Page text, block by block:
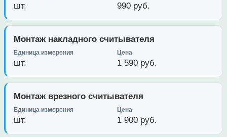
шт. 990 руб.
Монтаж накладного считывателя
шт. 1 590 руб.
Монтаж врезного считывателя
шт. 1 900 руб.